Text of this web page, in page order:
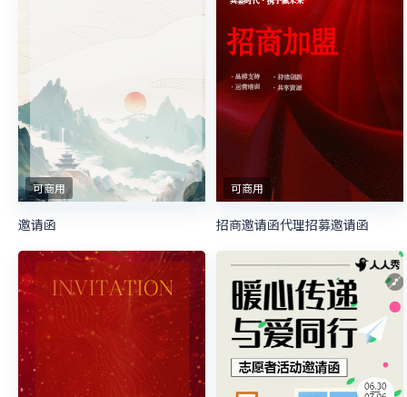
可商用
邀请函
可商用
招商邀请函代理招募邀请函